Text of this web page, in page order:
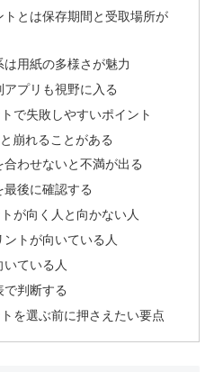
とは保存期間と受取場所が
用紙の多様さが魅力
プリも視野に入る
で失敗しやすいポイント
崩れることがある
わせないと不満が出る
後に確認する
が向く人と向かない人
トが向いている人
ている人
判断する
を選ぶ前に押さえたい要点